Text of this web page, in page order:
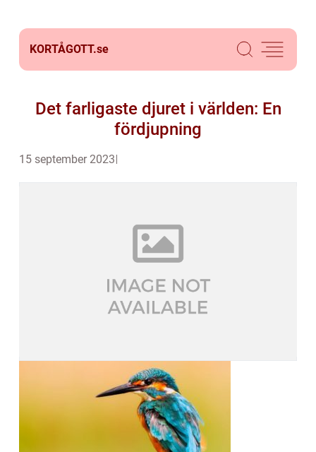
KORTÅGOTT.se
Det farligaste djuret i världen: En
fördjupning
15 september 2023